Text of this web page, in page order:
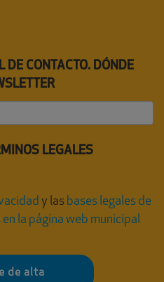
DE CONTACTO. DÓNDE
LEGALES
y las bases legales de
la página web municipal
de alta